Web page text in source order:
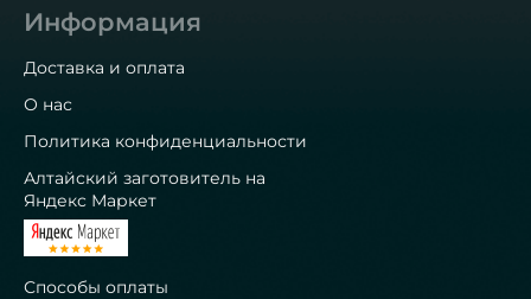
Информация
Доставка и оплата
О нас
Политика конфиденциальности
Алтайский заготовитель на
Яндекс Маркет
Способы оплаты